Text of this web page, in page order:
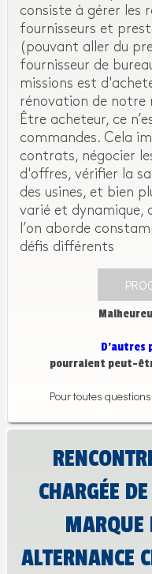
consiste à gérer les
fournisseurs et
(pouvant aller du
fournisseur de
missions est
rénovation de notre
Être acheteur, ce
commandes. Cela
contrats, négocier
d'offres, vérifier la
des usines, et bien
varié et dynamique,
l’on aborde
défis différents
D’autres
pourraient peut-
Pour toutes questions
CHARGÉE
MARQUE
ALTERNANCE